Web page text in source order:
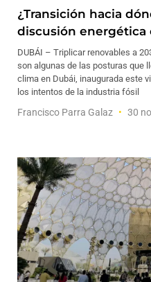
¿Transición hacia
discusión energética
DUBÁI – Triplicar renovables a
son algunas de las posturas que
clima en Dubái, inaugurada este
los intentos de la industria fósil
Francisco Parra Galaz 30